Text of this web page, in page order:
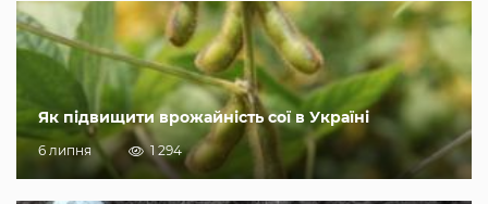
Як підвищити врожайність сої в Україні
6 липня 1 294